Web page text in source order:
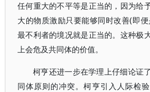
任何重大的不平等是正当的，因为给
大的物质激励只要能够同时改善(即
最不利者的境况就是正当的。这种极
上会危及共同体的价值。
柯亨还进一步在学理上仔细论证
同体原则的冲突。柯亨引入人际检